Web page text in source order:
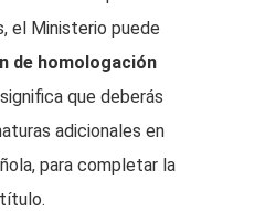
el Ministerio puede
de homologación
que deberás
adicionales en
para completar la